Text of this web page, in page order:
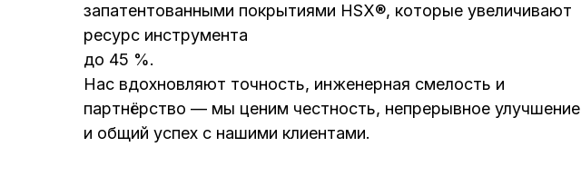
запатентованными покрытиями HSX®, которые увеличивают
ресурс инструмента
до 45 %.
Нас вдохновляют точность, инженерная смелость и
партнёрство — мы ценим честность, непрерывное улучшение
и общий успех с нашими клиентами.